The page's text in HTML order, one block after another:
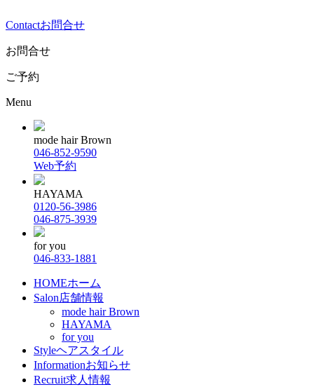
Contactお問合せ
お問合せ
ご予約
Menu
mode hair Brown
046-852-9590
Web予約
HAYAMA
0120-56-3986
046-875-3939
for you
046-833-1881
HOMEホーム
Salon店舗情報
mode hair Brown
HAYAMA
for you
Styleヘアスタイル
Informationお知らせ
Recruit求人情報